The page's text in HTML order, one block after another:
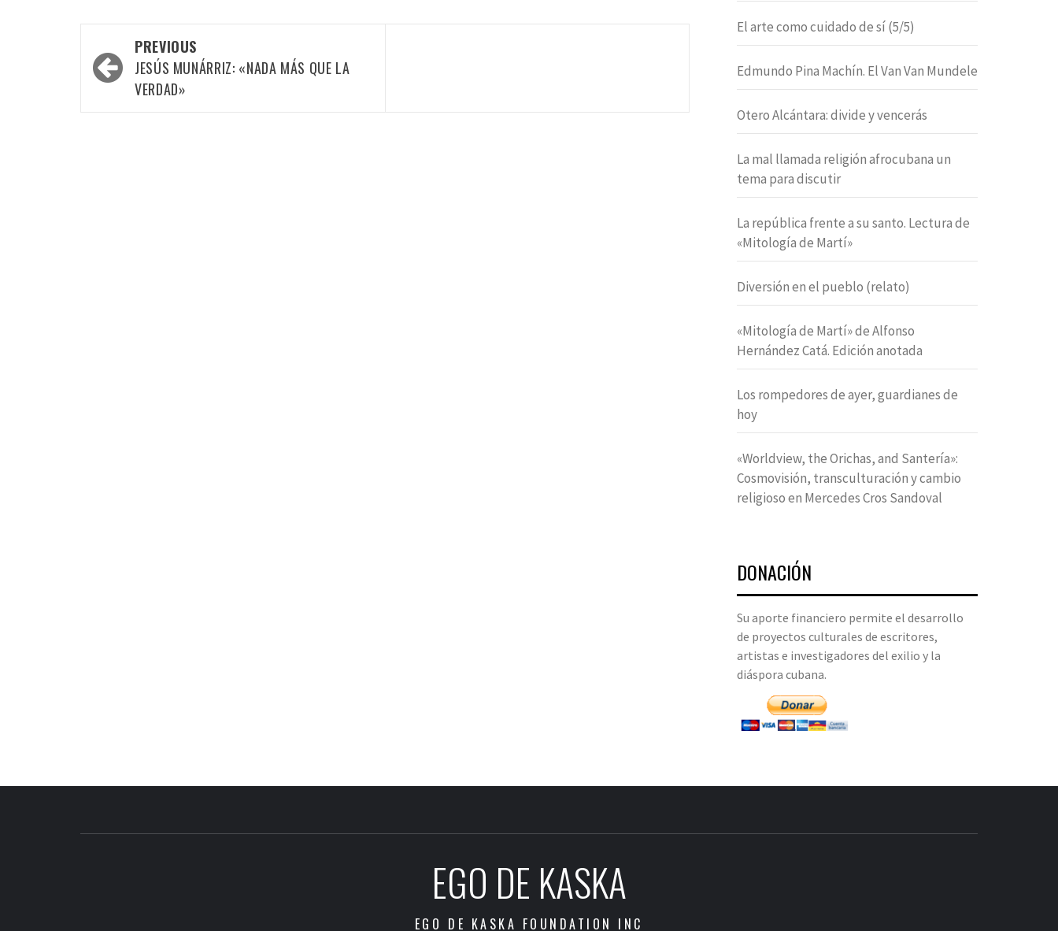
Post
navigation
PREVIOUS
JESÚS MUNÁRRIZ: «NADA MÁS QUE LA
VERDAD»
El arte como cuidado de sí (5/5)
Edmundo Pina Machín. El Van Van Mundele
Otero Alcántara: divide y vencerás
La mal llamada religión afrocubana un
tema para discutir
La república frente a su santo. Lectura de
«Mitología de Martí»
Diversión en el pueblo (relato)
«Mitología de Martí» de Alfonso
Hernández Catá. Edición anotada
Los rompedores de ayer, guardianes de
hoy
«Worldview, the Orichas, and Santería»:
Cosmovisión, transculturación y cambio
religioso en Mercedes Cros Sandoval
DONACIÓN
Su aporte financiero permite el desarrollo
de proyectos culturales de escritores,
artistas e investigadores del exilio y la
diáspora cubana.
EGO DE KASKA
EGO DE KASKA FOUNDATION INC